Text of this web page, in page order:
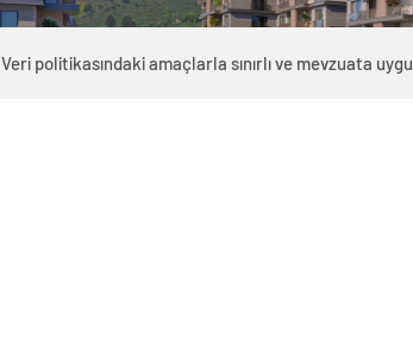
Veri politikasındaki amaçlarla sınırlı ve mevzuata